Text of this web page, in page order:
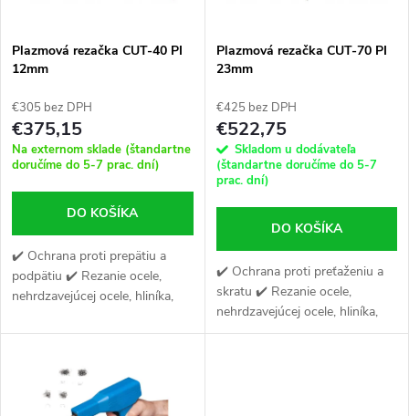
e
p
r
o
d
u
k
s
p
r
o
d
u
k
Plazmová rezačka CUT-40 PI
12mm
€305 bez DPH
€375,15
Na externom sklade (štandartne
doručíme do 5-7 prac. dní)
DO KOŠÍKA
✔️ Ochrana proti prepätiu a
podpätiu ✔️ Rezanie ocele,
nehrdzavejúcej ocele, hliníka,
hrúbka rezu 12 mm
Plazmová rezačka CUT-70 PI
23mm
€425 bez DPH
€522,75
Skladom u dodávateľa
(štandartne doručíme do 5-7
prac. dní)
DO KOŠÍKA
✔️ Ochrana proti preťaženiu a
skratu ✔️ Rezanie ocele,
nehrdzavejúcej ocele, hliníka,
medi a mosadze ✔️ Chladenie